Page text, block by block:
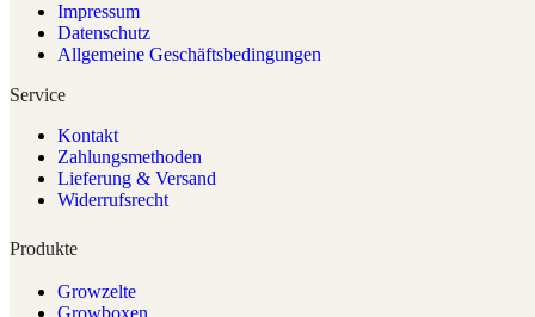
Impressum
Datenschutz
Allgemeine Geschäftsbedingungen
Service
Kontakt
Zahlungsmethoden
Lieferung & Versand
Widerrufsrecht
Produkte
Growzelte